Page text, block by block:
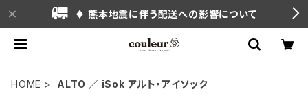
♦ 熊本地震に伴う配送への影響について
HOME ALTO ／ iSok アルト・アイソック